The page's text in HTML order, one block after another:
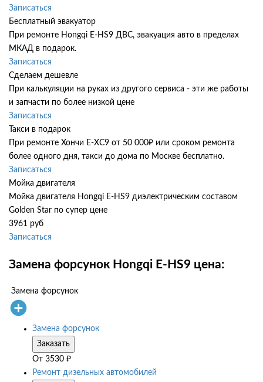
Записаться
Бесплатный эвакуатор
При ремонте Hongqi E-HS9 ДВС, эвакуация авто в пределах
МКАД в подарок.
Записаться
Сделаем дешевле
При калькуляции на руках из другого сервиса - эти же работы
и запчасти по более низкой цене
Записаться
Такси в подарок
При ремонте Хончи Е-ХС9 от 50 000₽ или сроком ремонта
более одного дня, такси до дома по Москве бесплатно.
Записаться
Мойка двигателя
Мойка двигателя Hongqi E-HS9 диэлектрическим составом
Golden Star по супер цене
3961 руб
Записаться
Замена форсунок Hongqi E-HS9 цена:
Замена форсунок
Замена форсунок
Заказать
От 3530 ₽
Ремонт дизельных автомобилей